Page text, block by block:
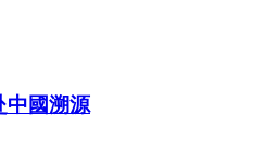
中國溯源